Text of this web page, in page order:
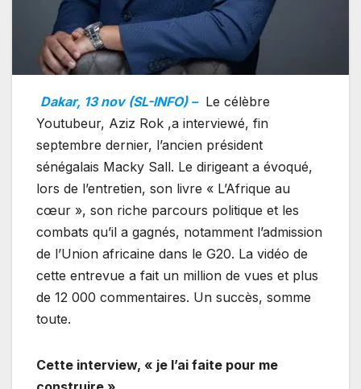
Dakar, 13 nov (SL-INFO) – Le célèbre
Youtubeur, Aziz Rok ,a interviewé, fin
septembre dernier, l’ancien président
sénégalais Macky Sall. Le dirigeant a évoqué,
lors de l’entretien, son livre « L’Afrique au
cœur », son riche parcours politique et les
combats qu’il a gagnés, notamment l’admission
de l’Union africaine dans le G20. La vidéo de
cette entrevue a fait un million de vues et plus
de 12 000 commentaires. Un succès, somme
toute.
Cette interview, « je l’ai faite pour me